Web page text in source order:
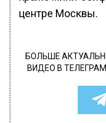
центре Москвы.
БОЛЬШЕ
ВИДЕО В